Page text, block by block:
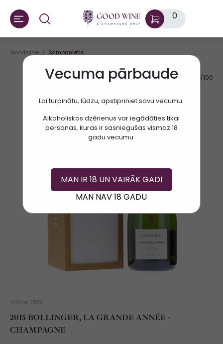
0
Vecuma pārbaude
Lai turpinātu, lūdzu, apstipriniet savu vecumu.
Alkoholiskos dzērienus var iegādāties tikai
personas, kuras ir sasniegušas vismaz 18
gadu vecumu.
MAN IR 18 UN VAIRĀK GADI
MAN NAV 18 GADU
Goodwine Šampanietis
AV.RATE: 95/100
Article: 11519
2015 BOLLINGER, LA GRANDE ANNÉE -
CHAMPAGNE